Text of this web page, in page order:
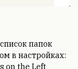
папок
в настройках:
on the Left